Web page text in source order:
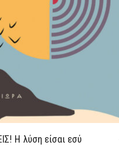
Η λύση είσαι εσύ